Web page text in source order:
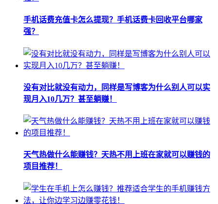
手机话费充值卡怎么提现？手机话费卡回收平台哪家
强？
没有对比就没有动力，同样是写博客为什么别人可以实
现月入10几万？甚至躺赚！
天气热做什么能赚钱？天热不用上班在家就可以赚钱的
项目推荐！